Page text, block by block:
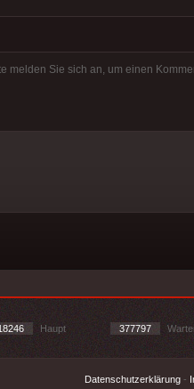
melden Sie sich an, um einen
Haupt 377797
Datenschutzerklärung-